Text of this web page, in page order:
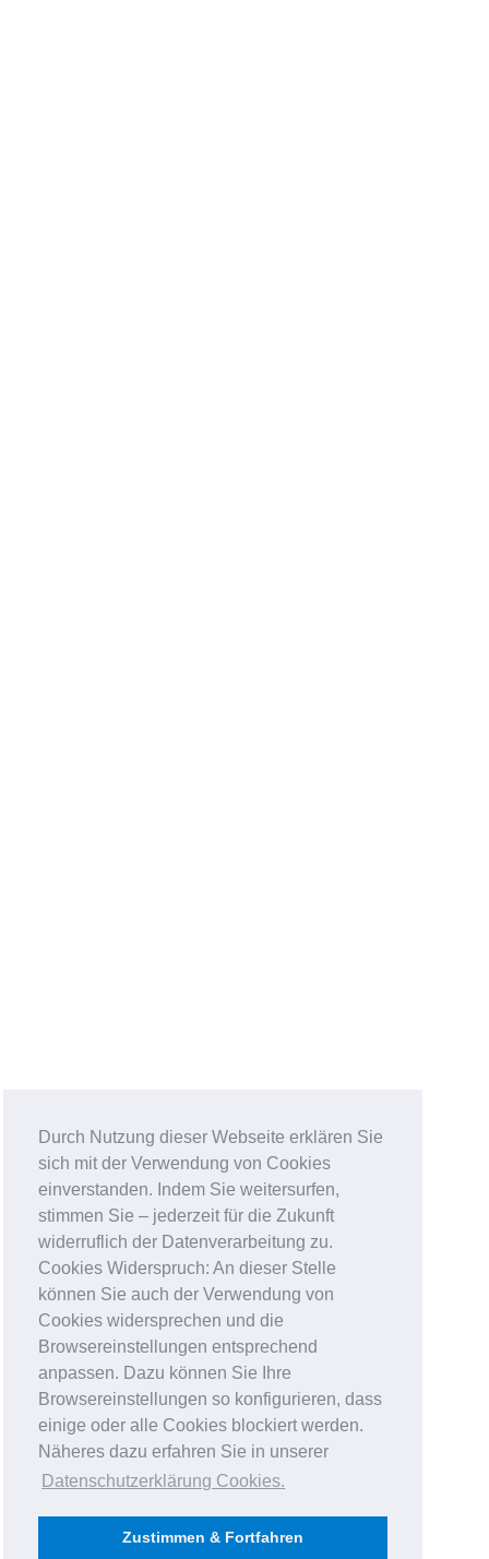
Durch Nutzung dieser Webseite erklären Sie
sich mit der Verwendung von Cookies
einverstanden. Indem Sie weitersurfen,
stimmen Sie – jederzeit für die Zukunft
widerruflich der Datenverarbeitung zu.
Cookies Widerspruch: An dieser Stelle
können Sie auch der Verwendung von
Cookies widersprechen und die
Browsereinstellungen entsprechend
anpassen. Dazu können Sie Ihre
Browsereinstellungen so konfigurieren, dass
einige oder alle Cookies blockiert werden.
Näheres dazu erfahren Sie in unserer
Datenschutzerklärung Cookies.
Zustimmen & Fortfahren